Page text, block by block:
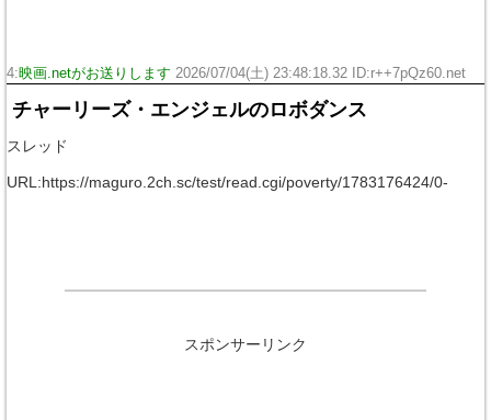
4:映画.netがお送りします 2026/07/04(土) 23:48:18.32 ID:r++7pQz60.net
チャーリーズ・エンジェルのロボダンス
スレッド
URL:https://maguro.2ch.sc/test/read.cgi/poverty/1783176424/0-
スポンサーリンク